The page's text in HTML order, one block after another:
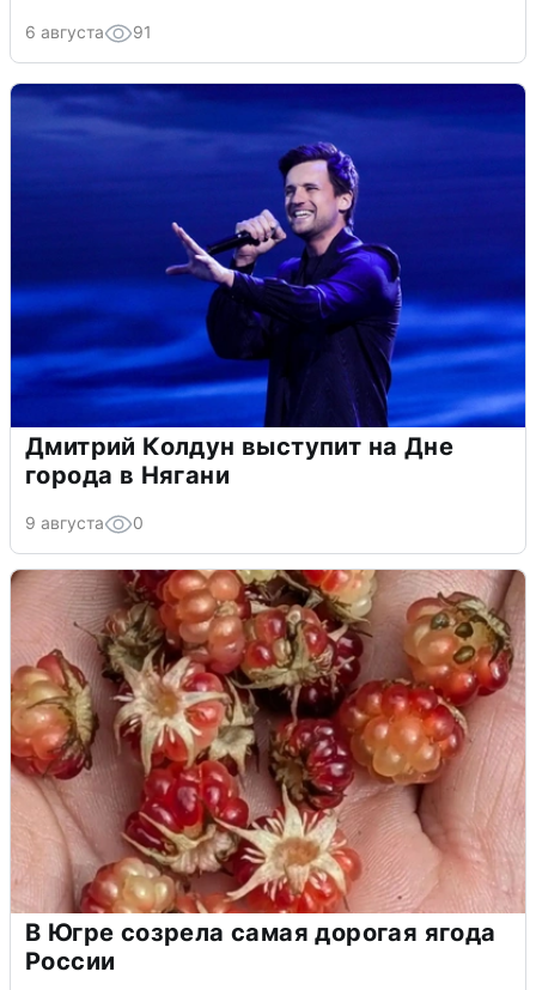
6 августа 91
Дмитрий Колдун выступит на Дне
города в Нягани
9 августа 0
В Югре созрела самая дорогая ягода
России